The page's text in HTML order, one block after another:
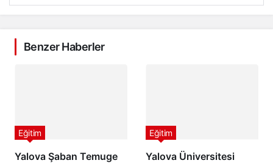
Benzer Haberler
Yalova Şaban Temuge
Eğitim
Yalova Üniversitesi
Eğitim